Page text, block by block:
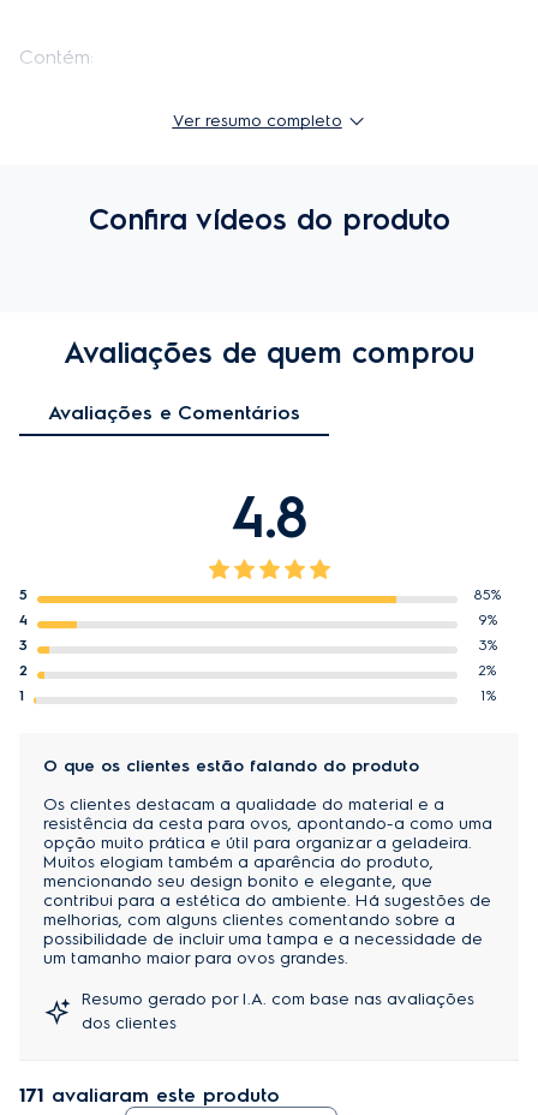
Contém:
· 1x Cesta para Ovos.Ver resumo completo
Confira vídeos do produto
Avaliações de quem comprou
Avaliações e Comentários
4.8
5
85%
4
9%
3
3%
2
2%
1
1%
O que os clientes estão falando do produto
Os clientes destacam a qualidade do material e a
resistência da cesta para ovos, apontando-a como uma
opção muito prática e útil para organizar a geladeira.
Muitos elogiam também a aparência do produto,
mencionando seu design bonito e elegante, que
contribui para a estética do ambiente. Há sugestões de
melhorias, com alguns clientes comentando sobre a
possibilidade de incluir uma tampa e a necessidade de
um tamanho maior para ovos grandes.
Resumo gerado por I.A. com base nas avaliações
dos clientes
171 avaliaram este produto